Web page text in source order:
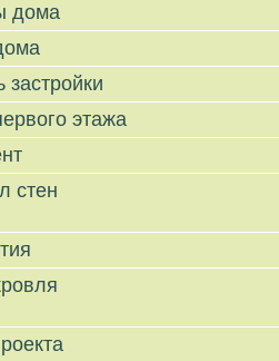
дома
этажа
стен